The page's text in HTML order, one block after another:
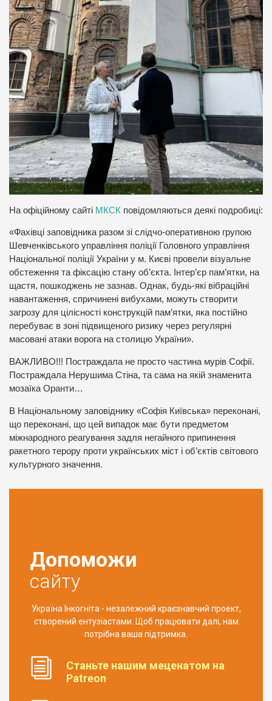
На офіційному сайті МКСК повідомляються деякі подробиці:
«Фахівці заповідника разом зі слідчо-оперативною групою
Шевченківського управління поліції Головного управління
Національної поліції України у м. Києві провели візуальне
обстеження та фіксацію стану об’єкта. Інтер’єр пам’ятки, на
щастя, пошкоджень не зазнав. Однак, будь-які вібраційні
навантаження, спричинені вибухами, можуть створити
загрозу для цілісності конструкцій пам’ятки, яка постійно
перебуває в зоні підвищеного ризику через регулярні
масовані атаки ворога на столицю України».
ВАЖЛИВО!!! Постраждала не просто частина мурів Софії.
Постраждала Нерушима Стіна, та сама на якій знаменита
мозаїка Оранти…
В Національному заповіднику «Софія Київська» переконані,
що переконані, що цей випадок має бути предметом
міжнародного реагування задля негайного припинення
ракетного терору проти українських міст і об’єктів світового
культурного значення.
Допоможи
сайту
Україна Інкогніта - незалежний краєзнавчий проект,
створений ентузіастами. Щоб працювати далі, нам
потрібна ваша підтримка.
Станьте нашим меценатом на
Patreon